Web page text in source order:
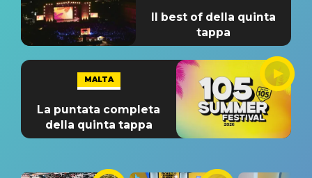
Il best of della quinta
tappa
MALTA
La puntata completa
della quinta tappa